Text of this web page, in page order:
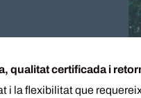
qualitat certificada i
i la flexibilitat que